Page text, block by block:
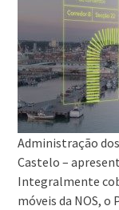
Administração
Castelo –
Integralmente
móveis da NOS,